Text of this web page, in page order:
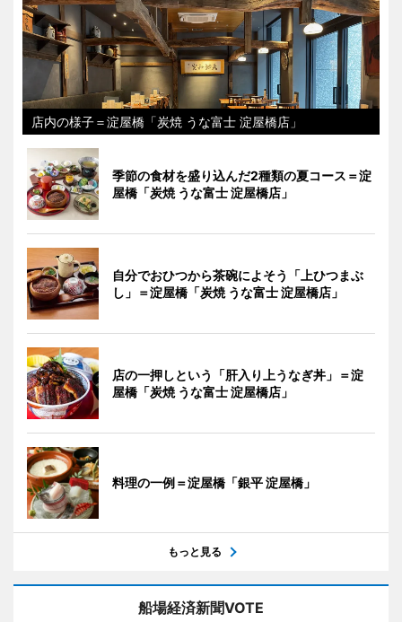
店内の様子＝淀屋橋「炭焼 うな富士 淀屋橋店」
季節の食材を盛り込んだ2種類の夏コース＝淀
屋橋「炭焼 うな富士 淀屋橋店」
自分でおひつから茶碗によそう「上ひつまぶ
し」＝淀屋橋「炭焼 うな富士 淀屋橋店」
店の一押しという「肝入り上うなぎ丼」＝淀
屋橋「炭焼 うな富士 淀屋橋店」
料理の一例＝淀屋橋「銀平 淀屋橋」
もっと見る
船場経済新聞VOTE